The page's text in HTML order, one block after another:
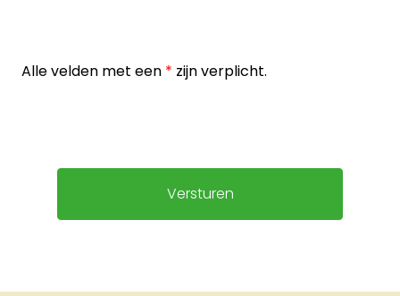
Alle velden met een * zijn verplicht.
Versturen